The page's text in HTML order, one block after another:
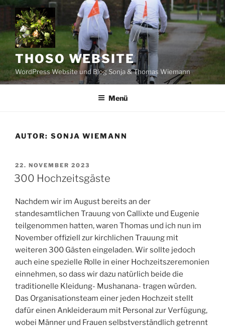
Zum
Inhalt
springen
THOSO WEBSITE
WordPress Website und Blog Sonja & Thomas Wiemann
Menü
AUTOR: SONJA WIEMANN
VERÖFFENTLICHT
AM
22. NOVEMBER 2023
300 Hochzeitsgäste
Nachdem wir im August bereits an der
standesamtlichen Trauung von Callixte und Eugenie
teilgenommen hatten, waren Thomas und ich nun im
November offiziell zur kirchlichen Trauung mit
weiteren 300 Gästen eingeladen. Wir sollte jedoch
auch eine spezielle Rolle in einer Hochzeitszeremonien
einnehmen, so dass wir dazu natürlich beide die
traditionelle Kleidung- Mushanana- tragen würden.
Das Organisationsteam einer jeden Hochzeit stellt
dafür einen Ankleideraum mit Personal zur Verfügung,
wobei Männer und Frauen selbstverständlich getrennt